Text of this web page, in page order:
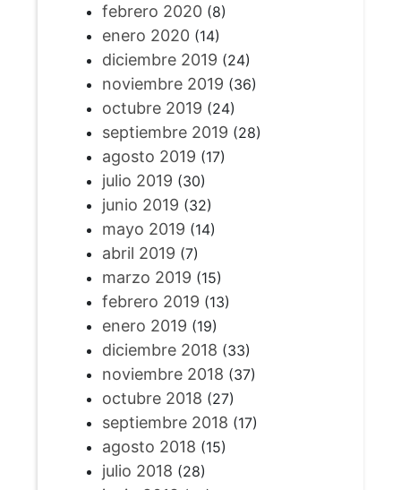
febrero 2020(8)
enero 2020(14)
diciembre 2019 (24)
noviembre 2019 (36)
octubre 2019 (24)
septiembre 2019 (28)
agosto 2019 (17)
julio 2019 (30)
junio 2019 (32)
mayo 2019 (14)
abril 2019 (7)
marzo 2019 (15)
febrero 2019 (13)
enero 2019 (19)
diciembre 2018 (33)
noviembre 2018 (37)
octubre 2018 (27)
septiembre 2018 (17)
agosto 2018 (15)
julio 2018 (28)